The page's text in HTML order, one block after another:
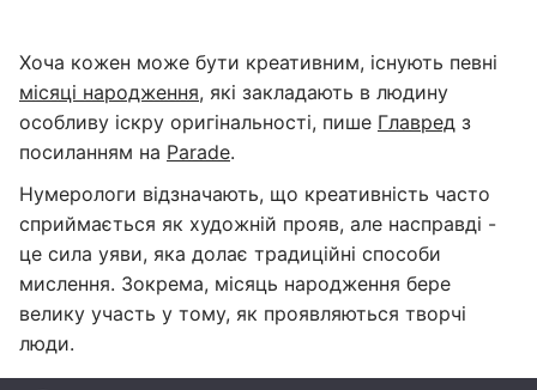
Хоча кожен може бути креативним, існують певні
місяці народження, які закладають в людину
особливу іскру оригінальності, пише Главред з
посиланням на Parade.
Нумерологи відзначають, що креативність часто
сприймається як художній прояв, але насправді -
це сила уяви, яка долає традиційні способи
мислення. Зокрема, місяць народження бере
велику участь у тому, як проявляються творчі
люди.